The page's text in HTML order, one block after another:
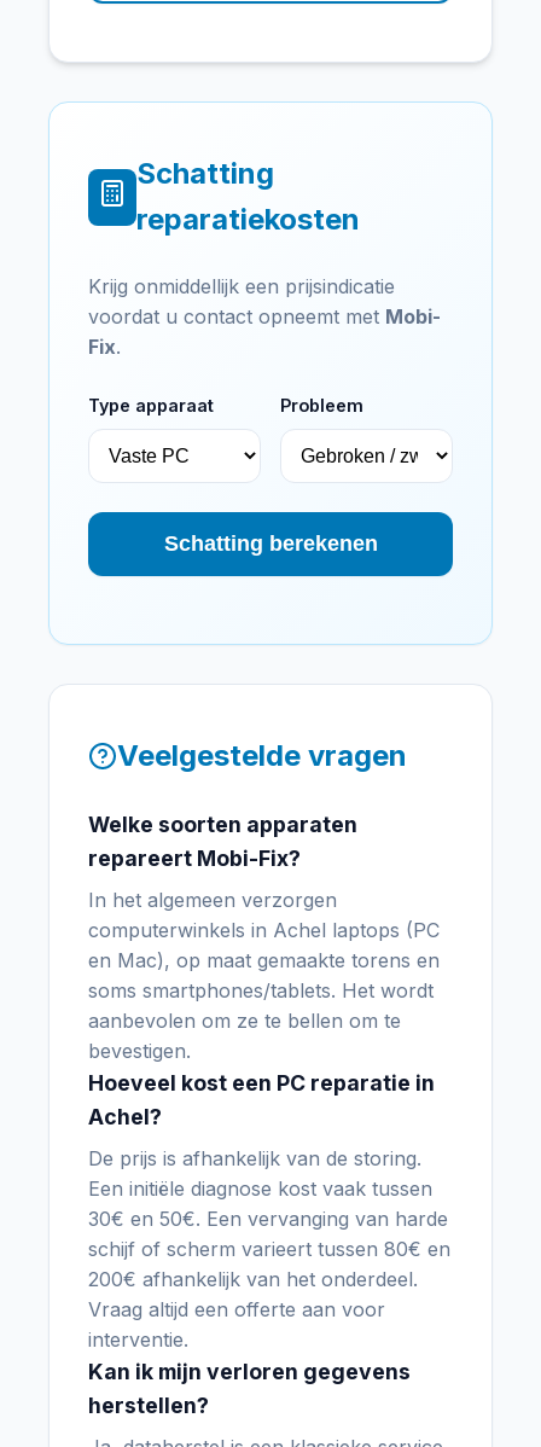
Schatting
reparatiekosten
Krijg onmiddellijk een prijsindicatie
voordat u contact opneemt met Mobi-
Fix.
Type apparaat Probleem
Schatting berekenen
Veelgestelde vragen
Welke soorten apparaten
repareert Mobi-Fix?
In het algemeen verzorgen
computerwinkels in Achel laptops (PC
en Mac), op maat gemaakte torens en
soms smartphones/tablets. Het wordt
aanbevolen om ze te bellen om te
bevestigen.
Hoeveel kost een PC reparatie in
Achel?
De prijs is afhankelijk van de storing.
Een initiële diagnose kost vaak tussen
30€ en 50€. Een vervanging van harde
schijf of scherm varieert tussen 80€ en
200€ afhankelijk van het onderdeel.
Vraag altijd een offerte aan voor
interventie.
Kan ik mijn verloren gegevens
herstellen?